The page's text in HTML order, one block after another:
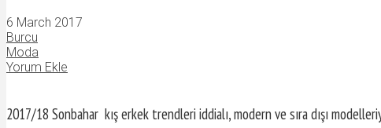
6 March 2017
Burcu
Moda
Yorum Ekle
2017/18 Sonbahar kış erkek trendleri iddialı, modern ve sıra dışı